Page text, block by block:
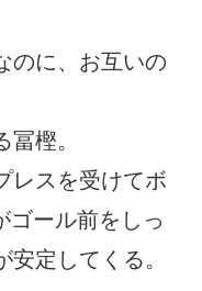
のに、お互いの
樫。
レスを受けてボ
ゴール前をしっ
定してくる。